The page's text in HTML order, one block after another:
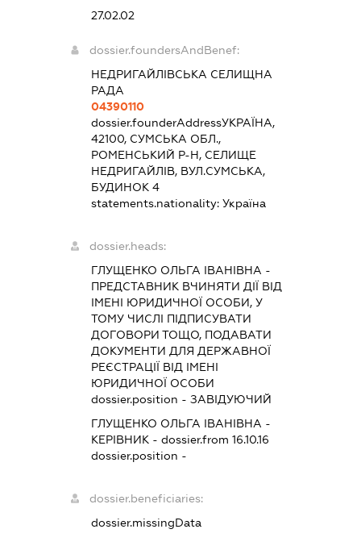
27.02.02
dossier.foundersAndBenef:
НЕДРИГАЙЛІВСЬКА СЕЛИЩНА
РАДА
04390110
dossier.founderAddressУКРАЇНА,
42100, СУМСЬКА ОБЛ.,
РОМЕНСЬКИЙ Р-Н, СЕЛИЩЕ
НЕДРИГАЙЛІВ, ВУЛ.СУМСЬКА,
БУДИНОК 4
statements.nationality:Україна
dossier.heads:
ГЛУЩЕНКО ОЛЬГА ІВАНІВНА -
ПРЕДСТАВНИК ВЧИНЯТИ ДІЇ ВІД
ІМЕНІ ЮРИДИЧНОЇ ОСОБИ, У
ТОМУ ЧИСЛІ ПІДПИСУВАТИ
ДОГОВОРИ ТОЩО, ПОДАВАТИ
ДОКУМЕНТИ ДЛЯ ДЕРЖАВНОЇ
РЕЄСТРАЦІЇ ВІД ІМЕНІ
ЮРИДИЧНОЇ ОСОБИ
dossier.position - ЗАВІДУЮЧИЙ
ГЛУЩЕНКО ОЛЬГА ІВАНІВНА -
КЕРІВНИК - dossier.from 16.10.16
dossier.position -
dossier.beneficiaries:
dossier.missingData